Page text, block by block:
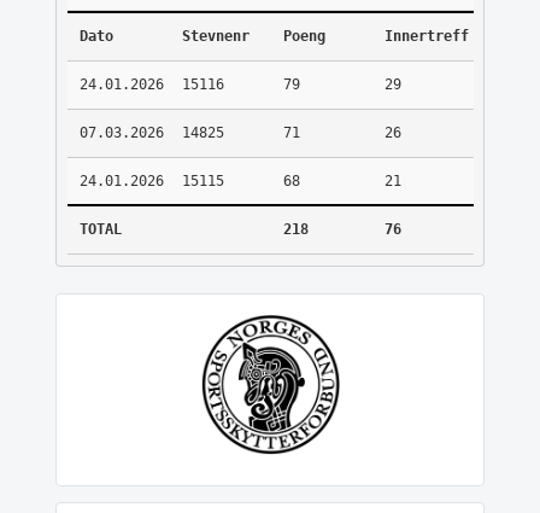
Dato Stevnenr Poeng Innertreff
24.01.2026 15116 79 29
07.03.2026 14825 71 26
24.01.2026 15115 68 21
TOTAL 218 76